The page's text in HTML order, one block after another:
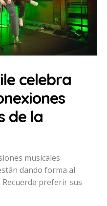
celebra
de la
musicales
dando forma al
preferir sus